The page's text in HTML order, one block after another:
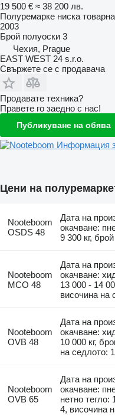
19 500 € ≈ 38 200 лв.
Полуремарке ниска
2003
Брой полуоски 3
Чехия, Prague
EAST WEST 24 s.r.o.
Свържете се с продавача
Продавате техника?
Правете го заедно с нас!
Публикуване на обява
Информация
Цени на
Nooteboom
OSDS 48
Дата на
окачване:
9 300 кг,
Nooteboom
MCO 48
Дата на
окачване:
13 000 - 14
височина на
Nooteboom
OVB 48
Дата на
окачване:
10 000 кг,
на седлото:
Nooteboom
OVB 65
Дата на
окачване:
нетно тегло:
4, височина